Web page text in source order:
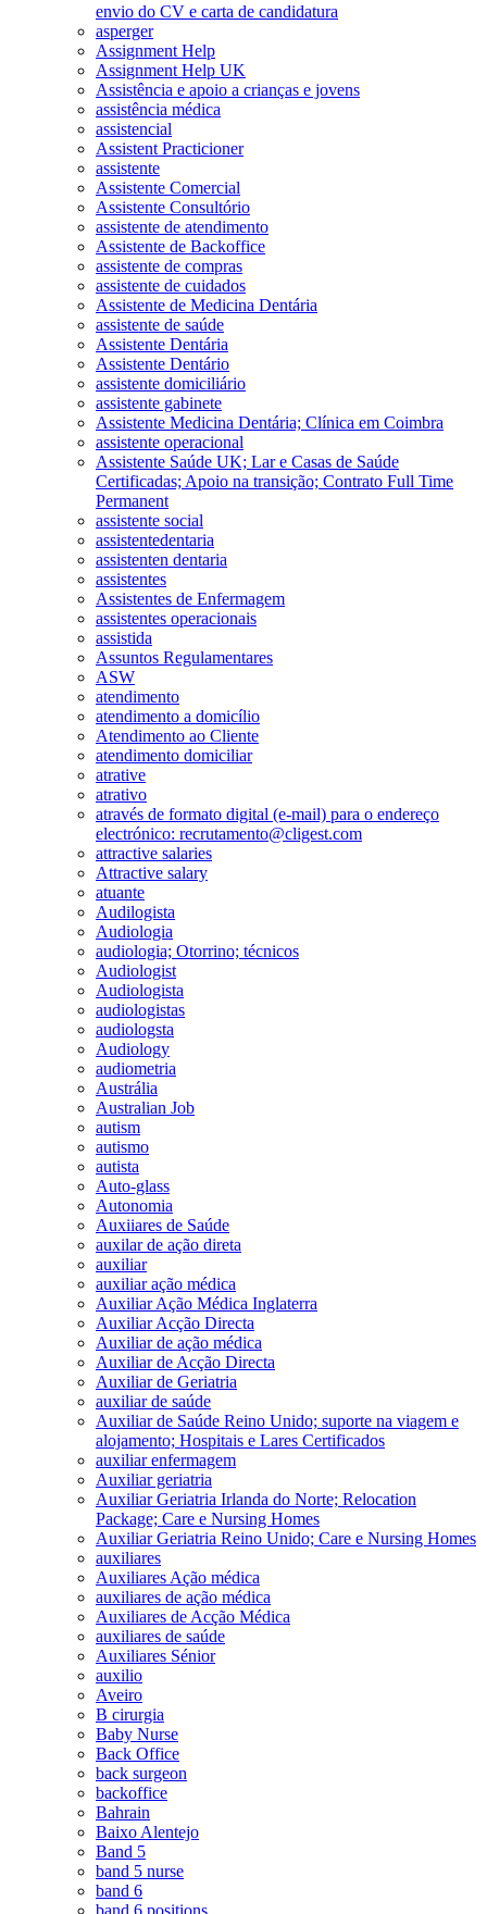
envio do CV e carta de candidatura
asperger
Assignment Help
Assignment Help UK
Assistência e apoio a crianças e jovens
assistência médica
assistencial
Assistent Practicioner
assistente
Assistente Comercial
Assistente Consultório
assistente de atendimento
Assistente de Backoffice
assistente de compras
assistente de cuidados
Assistente de Medicina Dentária
assistente de saúde
Assistente Dentária
Assistente Dentário
assistente domiciliário
assistente gabinete
Assistente Medicina Dentária; Clínica em Coimbra
assistente operacional
Assistente Saúde UK; Lar e Casas de Saúde
Certificadas; Apoio na transição; Contrato Full Time
Permanent
assistente social
assistentedentaria
assistenten dentaria
assistentes
Assistentes de Enfermagem
assistentes operacionais
assistida
Assuntos Regulamentares
ASW
atendimento
atendimento a domicílio
Atendimento ao Cliente
atendimento domiciliar
atrative
atrativo
através de formato digital (e-mail) para o endereço
electrónico: recrutamento@cligest.com
attractive salaries
Attractive salary
atuante
Audilogista
Audiologia
audiologia; Otorrino; técnicos
Audiologist
Audiologista
audiologistas
audiologsta
Audiology
audiometria
Austrália
Australian Job
autism
autismo
autista
Auto-glass
Autonomia
Auxiiares de Saúde
auxilar de ação direta
auxiliar
auxiliar ação médica
Auxiliar Ação Médica Inglaterra
Auxiliar Acção Directa
Auxiliar de ação médica
Auxiliar de Acção Directa
Auxiliar de Geriatria
auxiliar de saúde
Auxiliar de Saúde Reino Unido; suporte na viagem e
alojamento; Hospitais e Lares Certificados
auxiliar enfermagem
Auxiliar geriatria
Auxiliar Geriatria Irlanda do Norte; Relocation
Package; Care e Nursing Homes
Auxiliar Geriatria Reino Unido; Care e Nursing Homes
auxiliares
Auxiliares Ação médica
auxiliares de ação médica
Auxiliares de Acção Médica
auxiliares de saúde
Auxiliares Sénior
auxilio
Aveiro
B cirurgia
Baby Nurse
Back Office
back surgeon
backoffice
Bahrain
Baixo Alentejo
Band 5
band 5 nurse
band 6
band 6 positions